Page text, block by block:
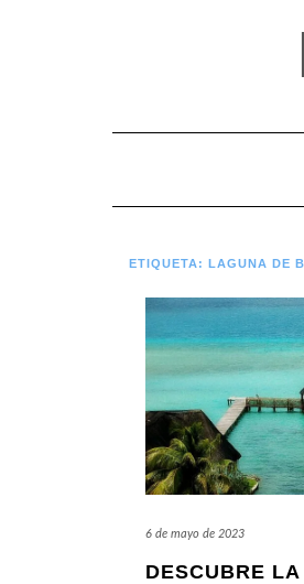
ETIQUETA: LAGUNA DE
6 de mayo de 2023
DESCUBRE